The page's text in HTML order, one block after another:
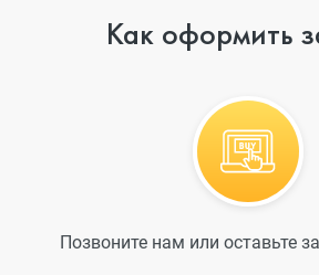
Как оформить
Позвоните нам или оставьте